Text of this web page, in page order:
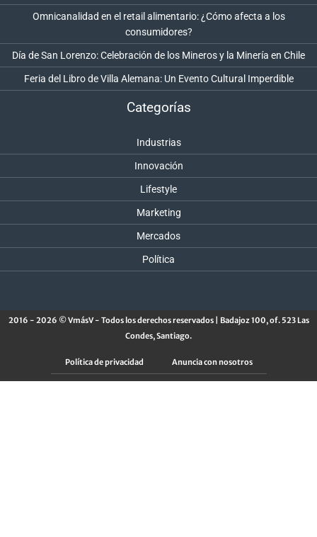
Omnicanalidad en el retail alimentario: ¿Cómo afecta a los
consumidores?
Día de San Lorenzo: Celebración de los Mineros y la Minería en Chile
Feria del Libro de Villa Alemana: Un Evento Cultural Imperdible
Categorías
Industrias
Innovación
Lifestyle
Marketing
Mercados
Política
2016 - 2026 © VmásV - Todos los derechos reservados | Badajoz 100, of. 523 Las
Condes, Santiago.
Política de privacidad Anuncia con nosotros